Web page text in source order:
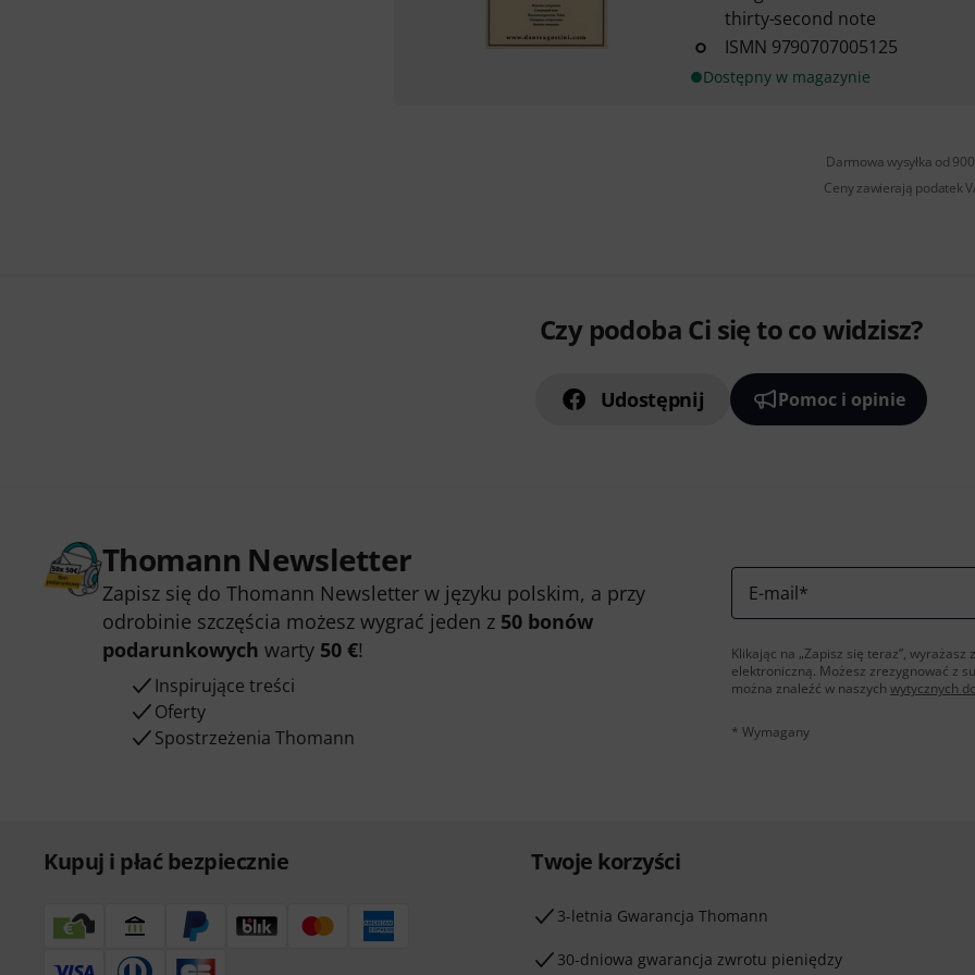
thirty-second note
ISMN 9790707005125
Dostępny w magazynie
Darmowa wysyłka od 900
Ceny zawierają podatek
Czy podoba Ci się to co widzisz?
Udostępnij Pomoc i opinie
Thomann Newsletter
Zapisz się do Thomann Newsletter w języku polskim, a przy
odrobinie szczęścia możesz wygrać jeden z 50 bonów
podarunkowych warty 50 €!
Inspirujące treści
Oferty
Spostrzeżenia Thomann
E-mail*
Klikając na „Zapisz się teraz”,
elektroniczną. Możesz zrezygnować z
można znaleźć w naszych wytycznych
* Wymagany
Kupuj i płać bezpiecznie Twoje korzyści
3-letnia Gwarancja Thomann
30-dniowa gwarancja zwrotu pieniędzy